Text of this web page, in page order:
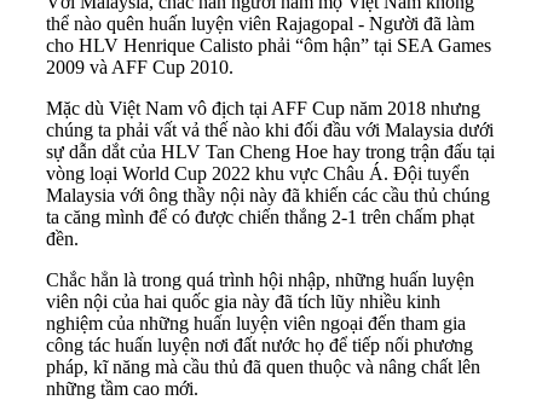
thể nào quên huấn luyện viên Rajagopal - Người đã làm
cho HLV Henrique Calisto phải “ôm hận” tại SEA Games
2009 và AFF Cup 2010.
Mặc dù Việt Nam vô địch tại AFF Cup năm 2018 nhưng
chúng ta phải vất vả thế nào khi đối đầu với Malaysia dưới
sự dẫn dắt của HLV Tan Cheng Hoe hay trong trận đấu tại
vòng loại World Cup 2022 khu vực Châu Á. Đội tuyển
Malaysia với ông thầy nội này đã khiến các cầu thủ chúng
ta căng mình để có được chiến thắng 2-1 trên chấm phạt
đền.
Chắc hẳn là trong quá trình hội nhập, những huấn luyện
viên nội của hai quốc gia này đã tích lũy nhiều kinh
nghiệm của những huấn luyện viên ngoại đến tham gia
công tác huấn luyện nơi đất nước họ để tiếp nối phương
pháp, kĩ năng mà cầu thủ đã quen thuộc và nâng chất lên
những tầm cao mới.